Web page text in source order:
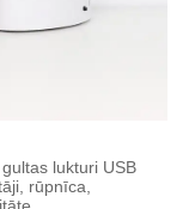
lukturi USB
rūpnīca,